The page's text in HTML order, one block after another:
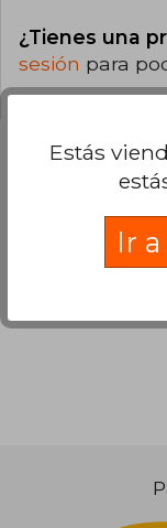
¿Tienes una
sesión para
Ver más
Estás
Ir